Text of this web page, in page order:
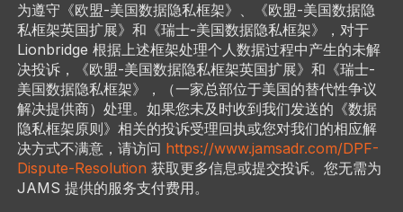
为遵守《欧盟-美国数据隐私框架》、《欧盟-美国数据隐
私框架英国扩展》和《瑞士-美国数据隐私框架》，对于
Lionbridge 根据上述框架处理个人数据过程中产生的未解
决投诉，《欧盟-美国数据隐私框架英国扩展》和《瑞士-
美国数据隐私框架》，（一家总部位于美国的替代性争议
解决提供商）处理。如果您未及时收到我们发送的《数据
隐私框架原则》相关的投诉受理回执或您对我们的相应解
决方式不满意，请访问 https://www.jamsadr.com/DPF-
Dispute-Resolution 获取更多信息或提交投诉。您无需为
JAMS 提供的服务支付费用。